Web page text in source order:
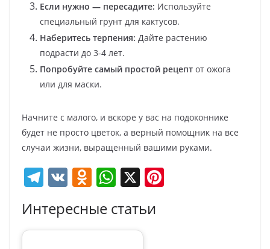
Если нужно — пересадите: Используйте
специальный грунт для кактусов.
Наберитесь терпения: Дайте растению
подрасти до 3-4 лет.
Попробуйте самый простой рецепт от ожога
или для маски.
Начните с малого, и вскоре у вас на подоконнике
будет не просто цветок, а верный помощник на все
случаи жизни, выращенный вашими руками.
T
e
gr
V O
n
o
W
at
s
X
Интересные статьи